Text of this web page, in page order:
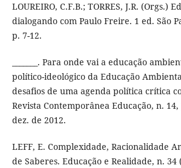
LOUREIRO, C.F.B.; TORRES, J.R. (Orgs.)
dialogando com Paulo Freire. 1 ed. São
p. 7-12.
_______. Para onde vai a educação
político-ideológico da Educação
desafios de uma agenda política crítica
Revista Contemporânea Educação, n. 14,
dez. de 2012.
LEFF, E. Complexidade, Racionalidade
de Saberes. Educação e Realidade, n. 34